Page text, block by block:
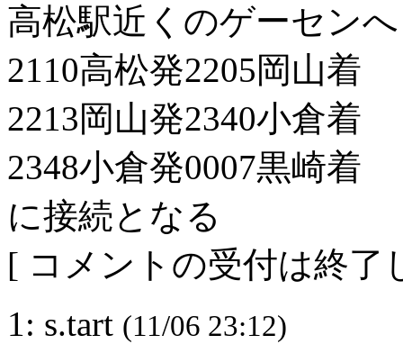
高松駅近くのゲーセンへ
2110高松発2205岡山着
2213岡山発2340小倉着
2348小倉発0007黒崎着
に接続となる
[ コメントの受付は終了
1: s.tart (11/06 23:12)